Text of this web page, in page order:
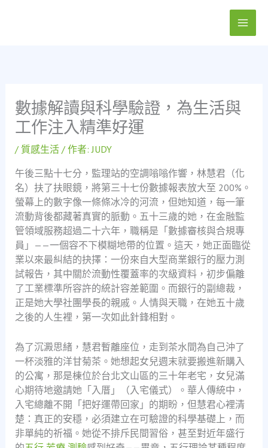
數據解讀與科學驗證，為生活與
工作注入精準好運
/ 質感生活/ 作者:JUDY
午後三點十七分，監理站的空調嗡嗡作響，林慧君（化
名）扶了扶眼鏡，將第三十七份數據報表放大至 200%。
螢幕上的數字像一條條冰冷的河流，但她知道，每一筆
流動背後都藏著真實的脈動。五十三歲的她，在金融監
管領域服務超過二十六年，職稱是「數據審核與合規專
員」——一個容不下模糊地帶的位置。這天，她正面臨從
業以來最糾結的抉擇：一份來自大型商業銀行的壓力測
試報告，其中關於流動性覆蓋率的次級資料，初步偏離
了工業標準所容許的統計容差範圍。而銀行的副總裁，
正是她大學社團學長的親戚。人情與天職，在她五十歲
之後的人生裡，第一次如此針鋒相對。
為了沉澱思緒，慧君暫離座位，走到茶水間為自己沖了
一杯淡雅的洋甘菊茶。她想起女兒週末就要搬進新購入
的公寓，那是棟位於台北文山區的三十年老宅，女兒滿
心期待地邀請她「入厝」（入宅儀式）。華人傳統中，
入宅總離不開「把好運帶回家」的期盼，但慧君心裡清
楚：真正的安穩，必須建立在可驗證的科學基礎上，而
非單純的祈福。她從不排斥民間習俗，甚至對近年盛行